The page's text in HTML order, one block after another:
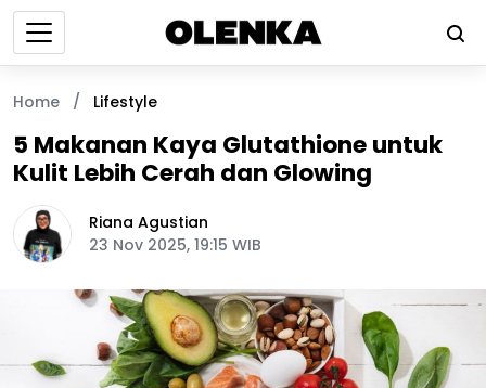
Home / Lifestyle
5 Makanan Kaya Glutathione untuk
Kulit Lebih Cerah dan Glowing
Riana Agustian
23 Nov 2025, 19:15 WIB